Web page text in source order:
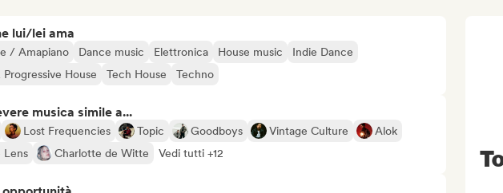
lui/lei ama
/ Amapiano Dance music Elettronica House music
Indie Dance
House
Tech House Techno
musica simile a...
Lost Frequencies Topic Goodboys Vintage Culture
Alok
Lens
Charlotte de Witte Vedi tutti +12